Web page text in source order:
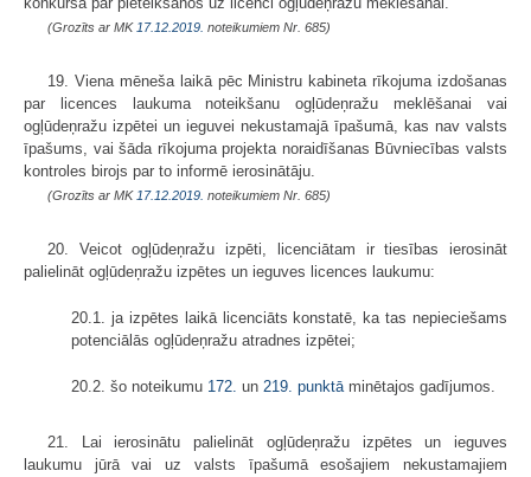
(Grozīts ar MK 17.12.2019. noteikumiem Nr. 685)
19. Viena mēneša laikā pēc Ministru kabineta rīkojuma izdošanas
par licences laukuma noteikšanu ogļūdeņražu meklēšanai vai
ogļūdeņražu izpētei un ieguvei nekustamajā īpašumā, kas nav valsts
īpašums, vai šāda rīkojuma projekta noraidīšanas Būvniecības valsts
kontroles birojs par to informē ierosinātāju.
(Grozīts ar MK 17.12.2019. noteikumiem Nr. 685)
20. Veicot ogļūdeņražu izpēti, licenciātam ir tiesības ierosināt
palielināt ogļūdeņražu izpētes un ieguves licences laukumu:
20.1. ja izpētes laikā licenciāts konstatē, ka tas nepieciešams
potenciālās ogļūdeņražu atradnes izpētei;
20.2. šo noteikumu 172. un 219. punktāminētajos gadījumos.
21. Lai ierosinātu palielināt ogļūdeņražu izpētes un ieguves
laukumu jūrā vai uz valsts īpašumā esošajiem nekustamajiem